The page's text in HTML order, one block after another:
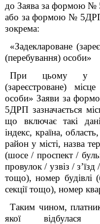
до Заява за формою №
або за формою № 5ДРП
зокрема:
«Задеклароване
(перебування) особи»
При цьому у
(зареєстроване)
особи» Заяви за
5ДРП зазначається
що включає такі
індекс, країна,
район у місті, назва
(шосе / проспект /
провулок / узвіз /
тощо), номер будівлі
секції тощо), номер
Таким чином,
якої відбулася